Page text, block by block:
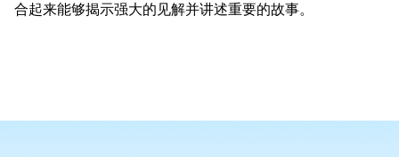
合起来能够揭示强大的见解并讲述重要的故事。